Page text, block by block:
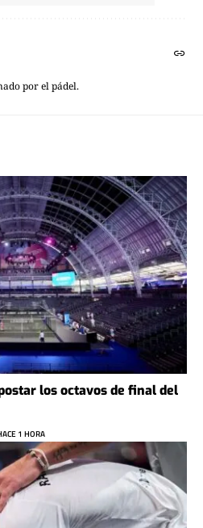
por el pádel.
los octavos de final del
1 HORA